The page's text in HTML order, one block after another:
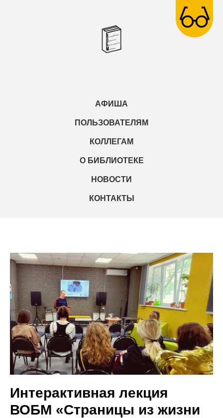
АФИША
ПОЛЬЗОВАТЕЛЯМ
КОЛЛЕГАМ
О БИБЛИОТЕКЕ
НОВОСТИ
КОНТАКТЫ
Интерактивная лекция
ВОБМ «Страницы из жизни